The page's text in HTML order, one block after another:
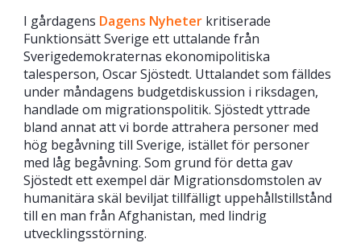
I gårdagens Dagens Nyheter kritiserade
Funktionsätt Sverige ett uttalande från
Sverigedemokraternas ekonomipolitiska
talesperson, Oscar Sjöstedt. Uttalandet som fälldes
under måndagens budgetdiskussion i riksdagen,
handlade om migrationspolitik. Sjöstedt yttrade
bland annat att vi borde attrahera personer med
hög begåvning till Sverige, istället för personer
med låg begåvning. Som grund för detta gav
Sjöstedt ett exempel där Migrationsdomstolen av
humanitära skäl beviljat tillfälligt uppehållstillstånd
till en man från Afghanistan, med lindrig
utvecklingsstörning.